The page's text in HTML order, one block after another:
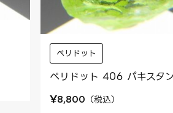
ペリドット
ペリドット 406 パキスタ
¥8,800 （税込）